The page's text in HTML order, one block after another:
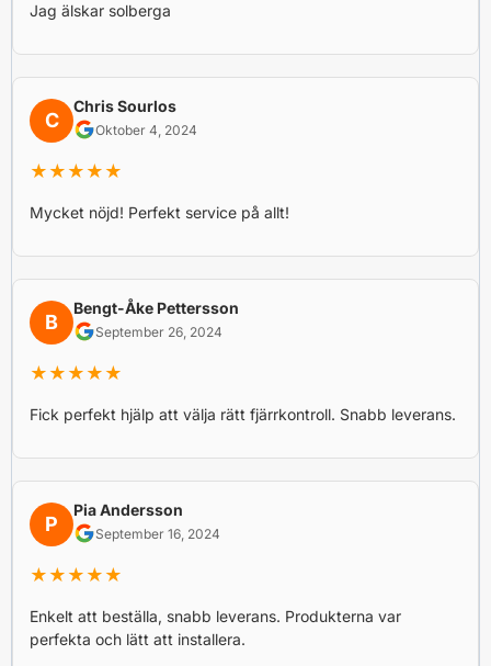
Jag älskar solberga
C
Chris Sourlos
Oktober 4, 2024
★★★★★
Mycket nöjd! Perfekt service på allt!
B
Bengt-Åke Pettersson
September 26, 2024
★★★★★
Fick perfekt hjälp att välja rätt fjärrkontroll. Snabb leverans.
P
Pia Andersson
September 16, 2024
★★★★★
Enkelt att beställa, snabb leverans. Produkterna var
perfekta och lätt att installera.